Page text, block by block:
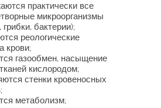
практически все
микроорганизмы
бактерии);
реологические
крови;
газообмен, насыщение
кислородом;
стенки кровеносных
метаболизм;